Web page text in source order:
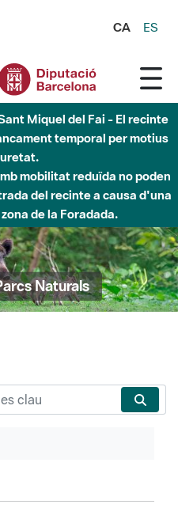
CA ES
Miquel del Fai - El recinte
temporal per motius
mobilitat reduïda no poden
del recinte a causa d'una
de la Foradada.
Naturals